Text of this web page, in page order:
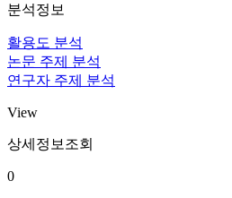
분석정보
활용도 분석
논문 주제 분석
연구자 주제 분석
View
상세정보조회
0